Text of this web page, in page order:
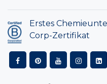
Erstes
Corp-Zertifikat